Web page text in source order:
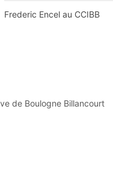
Frederic Encel au CCIBB
de Boulogne Billancourt